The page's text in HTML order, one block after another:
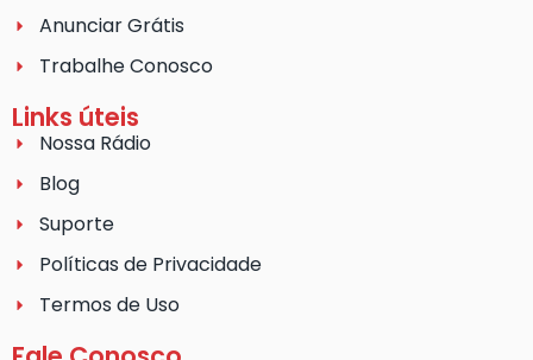
Anunciar Grátis
Trabalhe Conosco
Links úteis
Nossa Rádio
Blog
Suporte
Políticas de Privacidade
Termos de Uso